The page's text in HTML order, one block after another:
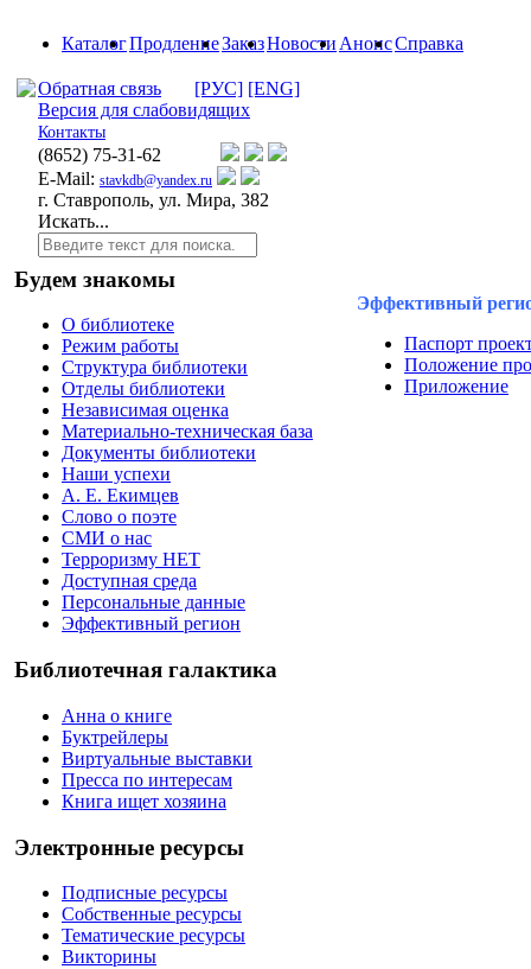
КаталогПродлениеЗаказНовости АнонсСправка
Обратная связь [РУС] [ENG]
Версия для слабовидящих
Контакты
(8652) 75-31-62
E-Mail: stavkdb@yandex.ru
г. Ставрополь, ул. Мира, 382
Искать...
Будем знакомы
О библиотеке
Режим работы
Структура библиотеки
Отделы библиотеки
Независимая оценка
Материально-техническая база
Документы библиотеки
Наши успехи
А. Е. Екимцев
Слово о поэте
СМИ о нас
Терроризму НЕТ
Доступная среда
Персональные данные
Эффективный регион
Библиотечная галактика
Анна о книге
Буктрейлеры
Виртуальные выставки
Пресса по интересам
Книга ищет хозяина
Электронные ресурсы
Подписные ресурсы
Собственные ресурсы
Тематические ресурсы
Викторины
Эффективный
Паспорт
Положение
Приложение